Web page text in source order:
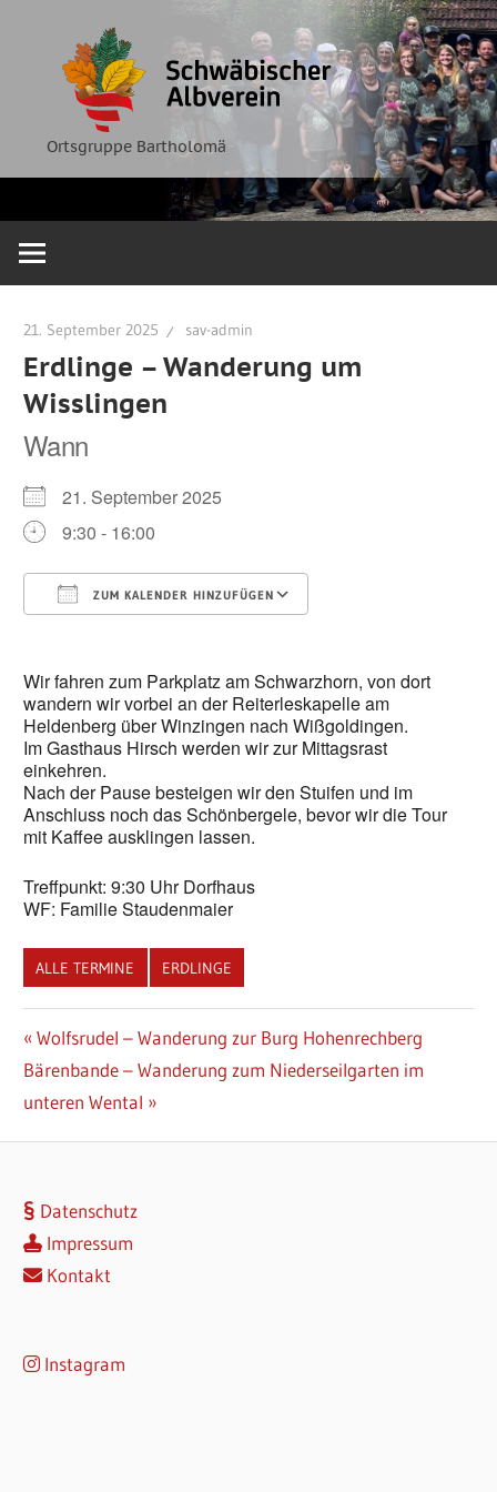
springen
Ortsgruppe Bartholomä
Albverein
Ortsgruppe
Bartholomä
21. September 2025 sav-admin
Erdlinge – Wanderung um
Wisslingen
Wann
21. September 2025
9:30 - 16:00
ZUM KALENDER HINZUFÜGEN
Wir fahren zum Parkplatz am Schwarzhorn, von dort
wandern wir vorbei an der Reiterleskapelle am
Heldenberg über Winzingen nach Wißgoldingen.
Im Gasthaus Hirsch werden wir zur Mittagsrast
einkehren.
Nach der Pause besteigen wir den Stuifen und im
Anschluss noch das Schönbergele, bevor wir die Tour
mit Kaffee ausklingen lassen.
Treffpunkt: 9:30 Uhr Dorfhaus
WF: Familie Staudenmaier
ALLE TERMINE ERDLINGE
Beitragsnavigation
Vorheriger
Beitrag:
Wolfsrudel – Wanderung zur Burg Hohenrechberg
Nächster
Beitrag:
Bärenbande – Wanderung zum Niederseilgarten im
unteren Wental
Datenschutz
Impressum
Kontakt
Instagram